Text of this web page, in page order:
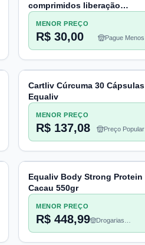
comprimidos liberação
prolongada Equaliv
MENOR PREÇO
R$ 30,00 Pague Menos
Cartliv Cúrcuma 30 Cápsulas
Equaliv
MENOR PREÇO
R$ 137,08 Preço Popular
Equaliv Body Strong Protein
Cacau 550gr
MENOR PREÇO
R$ 448,99
Drogarias